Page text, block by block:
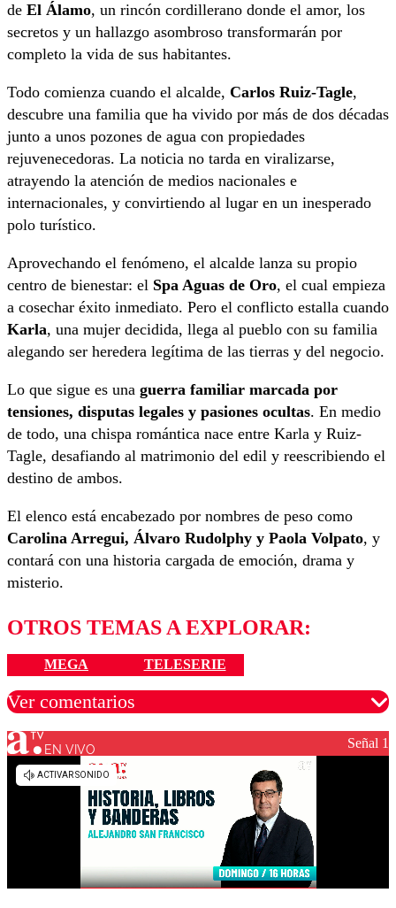
de El Álamo, un rincón cordillerano donde el amor, los
secretos y un hallazgo asombroso transformarán por
completo la vida de sus habitantes.
Todo comienza cuando el alcalde, Carlos Ruiz-Tagle,
descubre una familia que ha vivido por más de dos décadas
junto a unos pozones de agua con propiedades
rejuvenecedoras. La noticia no tarda en viralizarse,
atrayendo la atención de medios nacionales e
internacionales, y convirtiendo al lugar en un inesperado
polo turístico.
Aprovechando el fenómeno, el alcalde lanza su propio
centro de bienestar: el Spa Aguas de Oro, el cual empieza
a cosechar éxito inmediato. Pero el conflicto estalla cuando
Karla, una mujer decidida, llega al pueblo con su familia
alegando ser heredera legítima de las tierras y del negocio.
Lo que sigue es una guerra familiar marcada por
tensiones, disputas legales y pasiones ocultas. En medio
de todo, una chispa romántica nace entre Karla y Ruiz-
Tagle, desafiando al matrimonio del edil y reescribiendo el
destino de ambos.
El elenco está encabezado por nombres de peso como
Carolina Arregui, Álvaro Rudolphy y Paola Volpato, y
contará con una historia cargada de emoción, drama y
misterio.
OTROS TEMAS A EXPLORAR:
MEGA TELESERIE
Ver comentarios
Los comentarios son moderados para garantizar un
diálogo respetuoso.
EN VIVO Señal 1